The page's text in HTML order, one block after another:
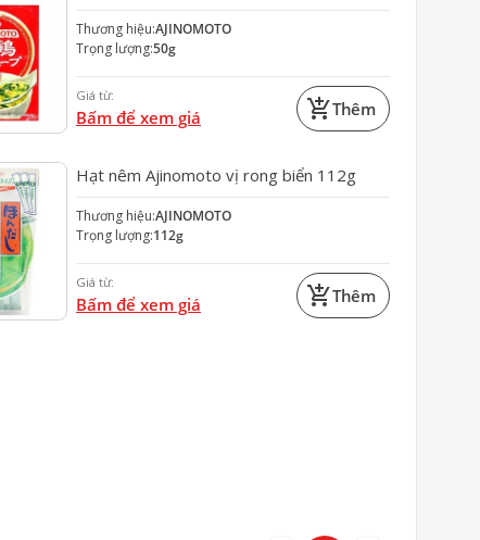
Thương hiệu:AJINOMOTO
Trọng lượng:50g
Giá từ:
Bấm để xem giá add_shopping_cartThêm
Hạt nêm Ajinomoto vị rong biển 112g
Thương hiệu:AJINOMOTO
Trọng lượng:112g
Giá từ:
Bấm để xem giá add_shopping_cartThêm